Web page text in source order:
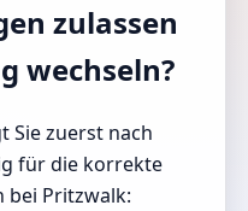
zulassen
wechseln?
Sie zuerst nach
für die korrekte
bei Pritzwalk: